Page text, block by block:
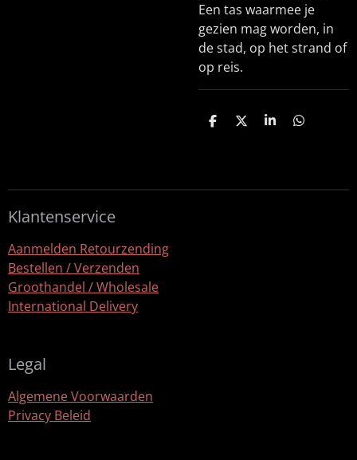
Een tas waarmee je
gezien mag worden, in
de stad, op het strand of
op reis.
D
D
S
D
Klantenservice
Aanmelden Retourzending
Bestellen / Verzenden
Groothandel / Wholesale
International Delivery
Legal
Algemene Voorwaarden
Privacy Beleid